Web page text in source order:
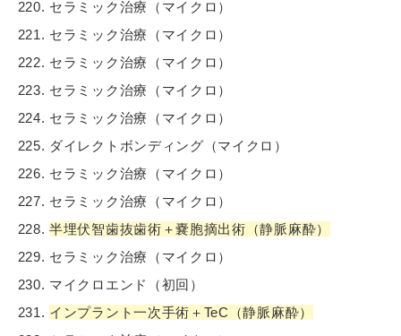
セラミック治療（マイクロ）
セラミック治療（マイクロ）
セラミック治療（マイクロ）
セラミック治療（マイクロ）
セラミック治療（マイクロ）
ダイレクトボンディング（マイクロ）
セラミック治療（マイクロ）
セラミック治療（マイクロ）
半埋伏智歯抜歯術＋嚢胞摘出術（静脈麻酔）
セラミック治療（マイクロ）
マイクロエンド（初回）
インプラント一次手術＋TeC（静脈麻酔）